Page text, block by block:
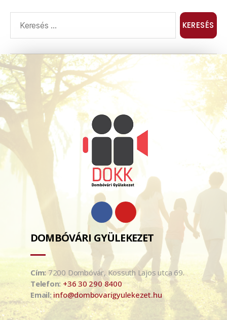
DOMBÓVÁRI GYÜLEKEZET
Cím: 7200 Dombóvár, Kossuth Lajos utca 69.
Telefon: +36 30 290 8400
Email:info@dombovarigyulekezet.hu